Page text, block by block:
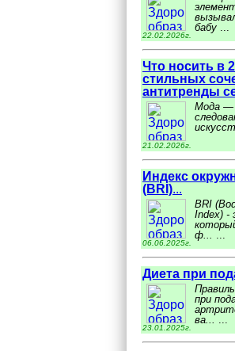
22.02.2026г.
бабу ...
Что носить в
стильных
антитренды
21.02.2026г.
Мода —
Индекс
(BRI)...
06.06.2025г.
BRI
Index) -
ф... ...
Диета при
23.01.2025г.
при
ва... ...